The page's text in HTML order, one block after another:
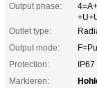
Output phase:
Outlet type:
Output mode:
Protection:
IP67
Markieren: